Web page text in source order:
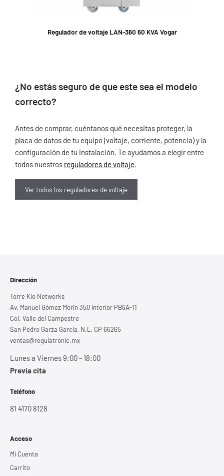
Regulador de voltaje LAN-360 60 KVA Vogar
¿No estás seguro de que este sea el modelo
correcto?
Antes de comprar, cuéntanos qué necesitas proteger, la
placa de datos de tu equipo (voltaje, corriente, potencia) y la
configuración de tu instalación. Te ayudamos a elegir entre
todos nuestros reguladores de voltaje.
Ver todos los reguladores de voltaje
Dirección
Torre Kio Networks
Av. Manuel Gómez Morin 350 Interior PB6A-11
Col. Valle del Campestre
San Pedro Garza García, N.L. CP 66265
ventas@regulatronic.mx
Lunes a Viernes 9:00 - 18:00
Previa cita
Teléfono
81 4170 8128
Acceso
Mi Cuenta
Carrito